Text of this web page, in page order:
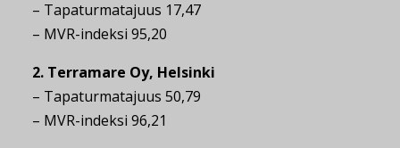
– Tapaturmatajuus 17,47
– MVR-indeksi 95,20
2. Terramare Oy, Helsinki
– Tapaturmatajuus 50,79
– MVR-indeksi 96,21